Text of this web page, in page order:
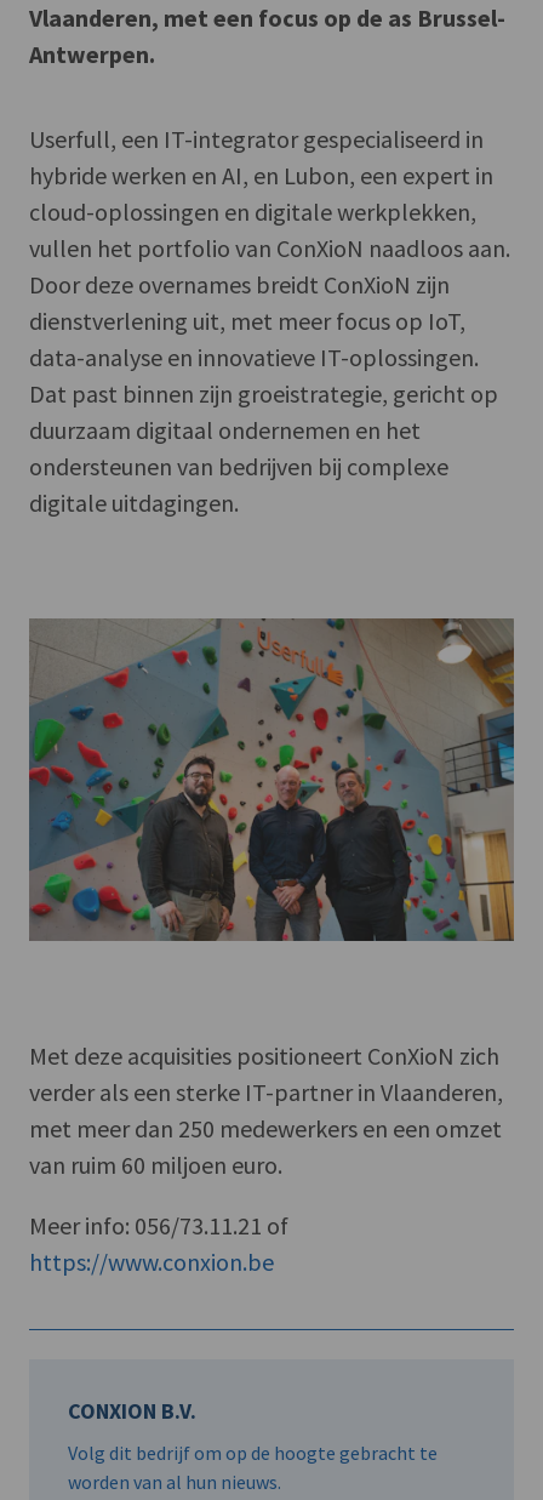
Vlaanderen, met een focus op de as Brussel-
Antwerpen.
Userfull, een IT-integrator gespecialiseerd in
hybride werken en AI, en Lubon, een expert in
cloud-oplossingen en digitale werkplekken,
vullen het portfolio van ConXioN naadloos aan.
Door deze overnames breidt ConXioN zijn
dienstverlening uit, met meer focus op IoT,
data-analyse en innovatieve IT-oplossingen.
Dat past binnen zijn groeistrategie, gericht op
duurzaam digitaal ondernemen en het
ondersteunen van bedrijven bij complexe
digitale uitdagingen.
Met deze acquisities positioneert ConXioN zich
verder als een sterke IT-partner in Vlaanderen,
met meer dan 250 medewerkers en een omzet
van ruim 60 miljoen euro.
Meer info: 056/73.11.21 of
https://www.conxion.be
CONXION B.V.
Volg dit bedrijf om op de hoogte gebracht te
worden van al hun nieuws.